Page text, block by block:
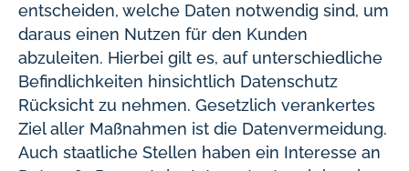
entscheiden, welche Daten notwendig sind, um
daraus einen Nutzen für den Kunden
abzuleiten. Hierbei gilt es, auf unterschiedliche
Befindlichkeiten hinsichtlich Datenschutz
Rücksicht zu nehmen. Gesetzlich verankertes
Ziel aller Maßnahmen ist die Datenvermeidung.
Auch staatliche Stellen haben ein Interesse an